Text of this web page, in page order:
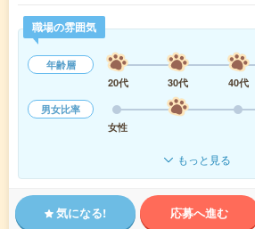
職場の雰囲気
年齢層
20代
30代 40代
男女比率
女性
もっと見る
気になる! 応募へ進む